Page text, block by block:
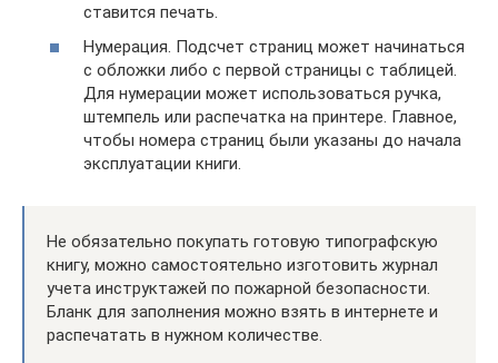
ставится печать.
Нумерация. Подсчет страниц может начинаться
с обложки либо с первой страницы с таблицей.
Для нумерации может использоваться ручка,
штемпель или распечатка на принтере. Главное,
чтобы номера страниц были указаны до начала
эксплуатации книги.
Не обязательно покупать готовую типографскую
книгу, можно самостоятельно изготовить журнал
учета инструктажей по пожарной безопасности.
Бланк для заполнения можно взять в интернете и
распечатать в нужном количестве.